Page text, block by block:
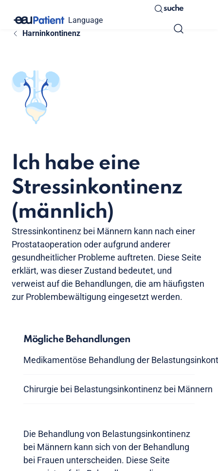
Language
suche
Harninkontinenz
Ich habe eine
Stressinkontinenz
(männlich)
Stressinkontinenz bei Männern kann nach einer
Prostataoperation oder aufgrund anderer
gesundheitlicher Probleme auftreten. Diese Seite
erklärt, was dieser Zustand bedeutet, und
verweist auf die Behandlungen, die am häufigsten
zur Problembewältigung eingesetzt werden.
Mögliche Behandlungen
Medikamentöse Behandlung der
Chirurgie bei Belastungsinkontinenz bei Männern
Die Behandlung von Belastungsinkontinenz
bei Männern kann sich von der Behandlung
bei Frauen unterscheiden. Diese Seite